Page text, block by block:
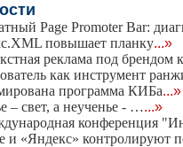
Page Promoter Bar:
повышает планку...»
реклама под брендом
как инструмент
программа КИБа...»
– свет, а неученье - …...»
конференция
и «Яндекс» контролируют